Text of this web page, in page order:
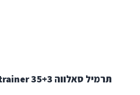
תרמיל סאלווה Salewa Alp trainer 35+3